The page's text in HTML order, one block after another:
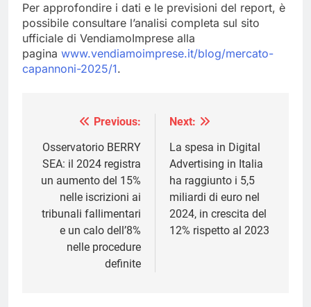
Per approfondire i dati e le previsioni del report, è
possibile consultare l’analisi completa sul sito
ufficiale di VendiamoImprese alla
pagina www.vendiamoimprese.it/blog/mercato-
capannoni-2025/1.
Navigazione
articoli
Previous:
Osservatorio BERRY
SEA: il 2024 registra
un aumento del 15%
nelle iscrizioni ai
tribunali fallimentari
e un calo dell’8%
nelle procedure
definite
Next:
La spesa in Digital
Advertising in Italia
ha raggiunto i 5,5
miliardi di euro nel
2024, in crescita del
12% rispetto al 2023